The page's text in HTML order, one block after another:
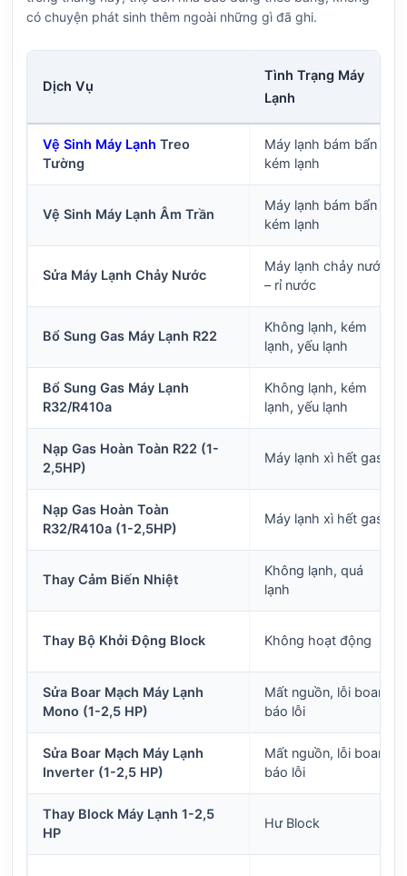
có chuyện phát sinh thêm ngoài những gì đã ghi.
Dịch Vụ
Tình Trạng Máy
Lạnh
Vệ Sinh Máy Lạnh Treo
Tường
Máy lạnh bám bẩn –
kém lạnh
Vệ Sinh Máy Lạnh Âm Trần
Máy lạnh bám bẩn –
kém lạnh
Sửa Máy Lạnh Chảy Nước
Máy lạnh chảy nước
– rỉ nước
Bổ Sung Gas Máy Lạnh R22
Không lạnh, kém
lạnh, yếu lạnh
Bổ Sung Gas Máy Lạnh
R32/R410a
Không lạnh, kém
lạnh, yếu lạnh
Nạp Gas Hoàn Toàn R22 (1-
2,5HP)
Máy lạnh xì hết gas
Nạp Gas Hoàn Toàn
R32/R410a (1-2,5HP)
Máy lạnh xì hết gas
Thay Cảm Biến Nhiệt
Không lạnh, quá
lạnh
Thay Bộ Khởi Động Block Không hoạt động
Sửa Boar Mạch Máy Lạnh
Mono (1-2,5 HP)
Mất nguồn, lỗi boar,
báo lỗi
Sửa Boar Mạch Máy Lạnh
Inverter (1-2,5 HP)
Mất nguồn, lỗi boar,
báo lỗi
Thay Block Máy Lạnh 1-2,5
HP
Hư Block